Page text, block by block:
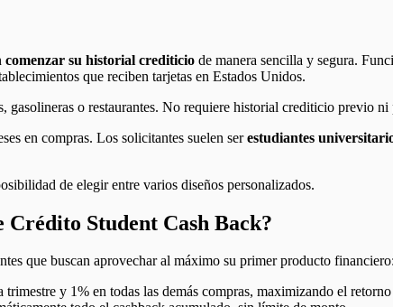
comenzar su historial crediticio de manera sencilla y segura.
que reciben tarjetas en Estados Unidos.
gasolineras o restaurantes. No requiere historial crediticio previo
en compras. Los solicitantes suelen serestudiantes
de elegir entre varios diseños personalizados.
Crédito Student Cash Back?
que buscan aprovechar al máximo su primer producto financiero:
y 1% en todas las demás compras, maximizando el